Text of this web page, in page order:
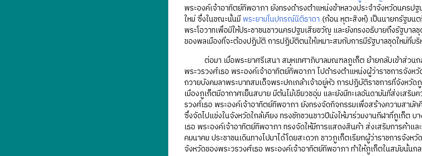
พระองค์เจ้าอาทิตย์ทิพอาภา ยังทรงดำรงตำแหน่งข้าหลวงประจำจังหวัดนคร
ใหม่ ซึ่งในขณะนั้นมี พระยามโนปกรณ์นิติธาดา (ก้อน หุตะสิงห์) เป็นนายกรัฐมน
พระโอวาทเพื่อมิให้ประชาชนชาวนครปฐมเสียขวัญ และยังทรงอธิบายถึงรัฐบาล
ของพลเมืองที่จะต้องปฏิบัติ การปฏิบัติตนให้เหมาะสมกับการมีรัฐบาลชุดใหม่ที่บ
ต่อมา เมื่อพระยาศรีเสนา สมุหเทศาภิบาลมณฑลภูเก็ต ย้ายกลับเข้าส่วนก
พระวรวงศ์เธอ พระองค์เจ้าอาทิตย์ทิพอาภา ไปดำรงตำแหน่งผู้ว่าราชการจังห
ถวายบังคมลาพระบาทสมเด็จพระปกเกล้าเจ้าอยู่หัว การปฏิบัติราชการที่จังห
เมืองภูเก็ตมีอากาศเย็นสบาย มีต้นไม้เขียวชอุ่ม และยังมีทะเลอันดามันที่ส่งเสริ
รวงศ์เธอ พระองค์เจ้าอาทิตย์ทิพอาภา ยังทรงจัดกิจกรรมเพื่อสร้างความสามั
ซึ่งจัดไปแข่งในจังหวัดใกล้เคียง ทรงชักชวนชาวปีนังให้มาร่วมงานกีฬาที่ภูเก็ต
เธอ พระองค์เจ้าอาทิตย์ทิพอาภา ทรงจัดให้มีการแสดงสินค้า ส่งเสริมการค้าแ
คมนาคม ประชาชนเดินทางไปมาได้โดยสะดวก ชาวภูเก็ตเรียกผู้ว่าราชการจังหวั
จังหวัดของพระวรวงศ์เธอ พระองค์เจ้าอาทิตย์ทิพอาภา ทำให้ภูเก็ตในสมัยนั้น